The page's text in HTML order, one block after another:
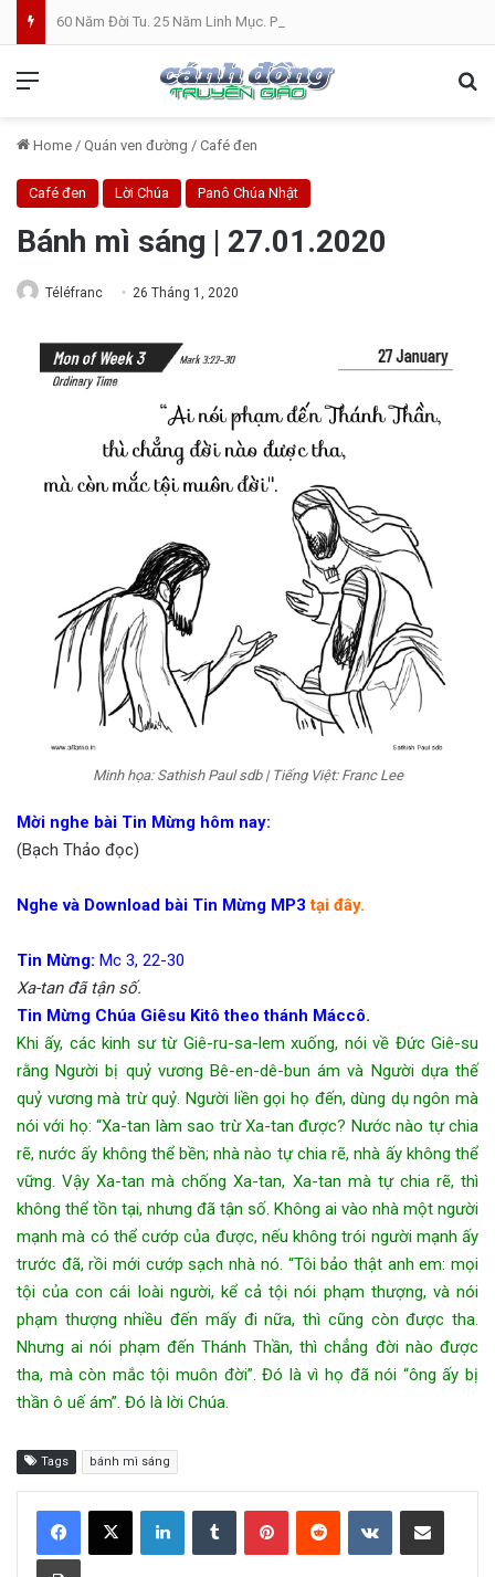
Home / Quán ven đường / Café đen
Café đen Lời Chúa Panô Chúa Nhật
Bánh mì sáng | 27.01.2020
Téléfranc 26 Tháng 1, 2020
Minh họa: Sathish Paul sdb | Tiếng Việt: Franc Lee
Mời nghe bài Tin Mừng hôm nay:
(Bạch Thảo đọc)
Nghe và Download bài Tin Mừng MP3 tại đây.
Tin Mừng: Mc 3, 22-30
Xa-tan đã tận số.
Tin Mừng Chúa Giêsu Kitô theo thánh Máccô.
Khi ấy, các kinh sư từ Giê-ru-sa-lem xuống, nói về Đức Giê-su
rằng Người bị quỷ vương Bê-en-dê-bun ám và Người dựa thế
quỷ vương mà trừ quỷ. Người liền gọi họ đến, dùng dụ ngôn mà
nói với họ: “Xa-tan làm sao trừ Xa-tan được? Nước nào tự chia
rẽ, nước ấy không thể bền; nhà nào tự chia rẽ, nhà ấy không thể
vững. Vậy Xa-tan mà chống Xa-tan, Xa-tan mà tự chia rẽ, thì
không thể tồn tại, nhưng đã tận số. Không ai vào nhà một người
mạnh mà có thể cướp của được, nếu không trói người mạnh ấy
trước đã, rồi mới cướp sạch nhà nó. “Tôi bảo thật anh em: mọi
tội của con cái loài người, kể cả tội nói phạm thượng, và nói
phạm thượng nhiều đến mấy đi nữa, thì cũng còn được tha.
Nhưng ai nói phạm đến Thánh Thần, thì chẳng đời nào được
tha, mà còn mắc tội muôn đời”. Đó là vì họ đã nói “ông ấy bị
thần ô uế ám”. Đó là lời Chúa.
Tags bánh mì sáng